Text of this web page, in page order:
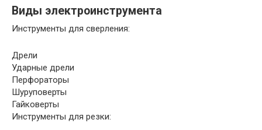
Виды электроинструмента
Инструменты для сверления:
Дрели
Ударные дрели
Перфораторы
Шуруповерты
Гайковерты
Инструменты для резки: